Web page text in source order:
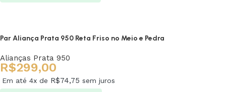
Par Aliança Prata 950 Reta Friso no Meio e Pedra
Alianças Prata 950
R$299,00
Em até 4x de R$74,75 sem juros